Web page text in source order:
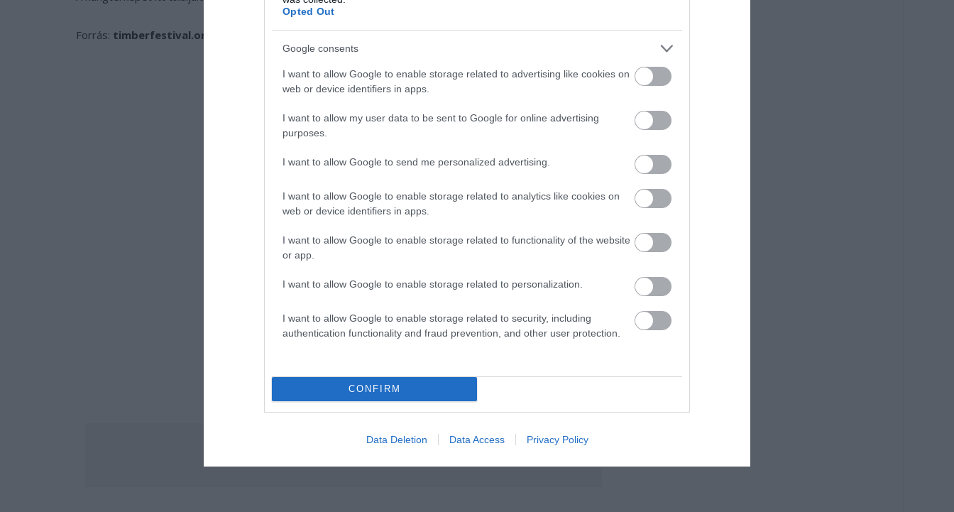
Opted Out
Google consents
I want to allow Google to enable storage related to advertising like cookies on
web or device identifiers in apps.
I want to allow my user data to be sent to Google for online advertising
purposes.
I want to allow Google to send me personalized advertising.
I want to allow Google to enable storage related to analytics like cookies on
web or device identifiers in apps.
I want to allow Google to enable storage related to functionality of the website
or app.
I want to allow Google to enable storage related to personalization.
I want to allow Google to enable storage related to security, including
authentication functionality and fraud prevention, and other user protection.
CONFIRM
Data Deletion Data Access Privacy Policy
Forrás: timberfestival.org.uk